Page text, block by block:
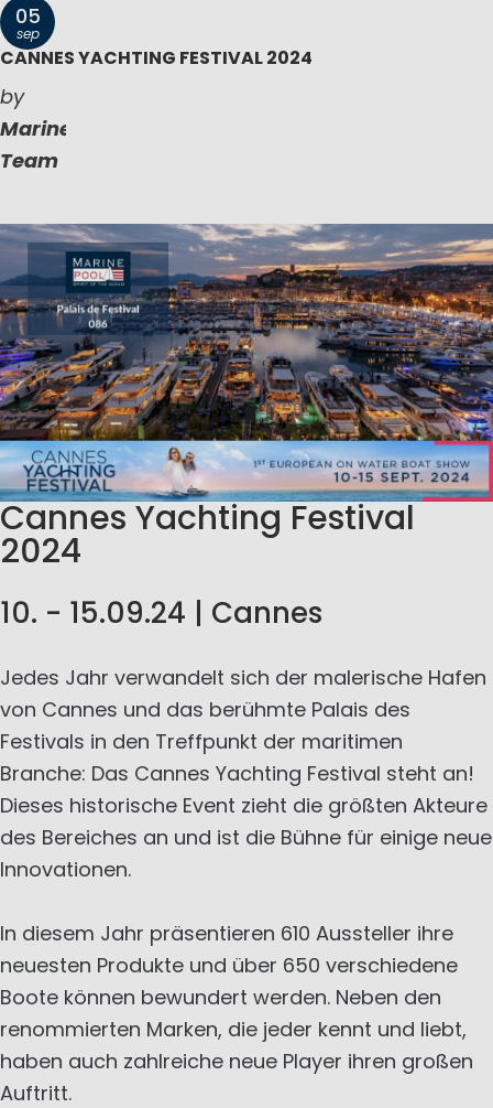
05
sep
CANNES YACHTING FESTIVAL 2024
by
Marinepool
Team
Cannes Yachting Festival
2024
10. - 15.09.24 | Cannes
Jedes Jahr verwandelt sich der malerische Hafen
von Cannes und das berühmte Palais des
Festivals in den Treffpunkt der maritimen
Branche: Das Cannes Yachting Festival steht an!
Dieses historische Event zieht die größten Akteure
des Bereiches an und ist die Bühne für einige neue
Innovationen.
In diesem Jahr präsentieren 610 Aussteller ihre
neuesten Produkte und über 650 verschiedene
Boote können bewundert werden. Neben den
renommierten Marken, die jeder kennt und liebt,
haben auch zahlreiche neue Player ihren großen
Auftritt.